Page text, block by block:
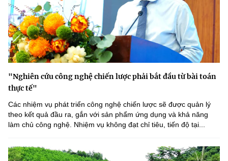
"Nghiên cứu công nghệ chiến lược phải bắt đầu từ bài toán
thực tế"
Các nhiệm vụ phát triển công nghệ chiến lược sẽ được quản lý
theo kết quả đầu ra, gắn với sản phẩm ứng dụng và khả năng
làm chủ công nghệ. Nhiệm vụ không đạt chỉ tiêu, tiến độ tại...